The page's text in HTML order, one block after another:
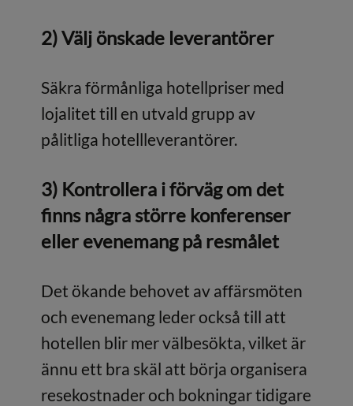
2) Välj önskade leverantörer
Säkra förmånliga hotellpriser med
lojalitet till en utvald grupp av
pålitliga hotellleverantörer.
3) Kontrollera i förväg om det
finns några större konferenser
eller evenemang på resmålet
Det ökande behovet av affärsmöten
och evenemang leder också till att
hotellen blir mer välbesökta, vilket är
ännu ett bra skäl att börja organisera
resekostnader och bokningar tidigare